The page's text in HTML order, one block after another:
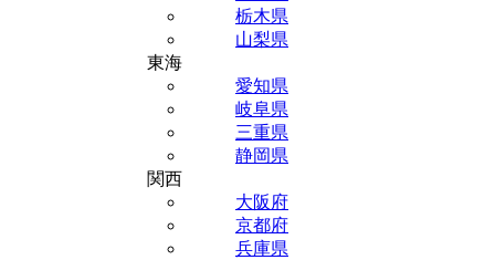
栃木県
山梨県
東海
愛知県
岐阜県
三重県
静岡県
関西
大阪府
京都府
兵庫県